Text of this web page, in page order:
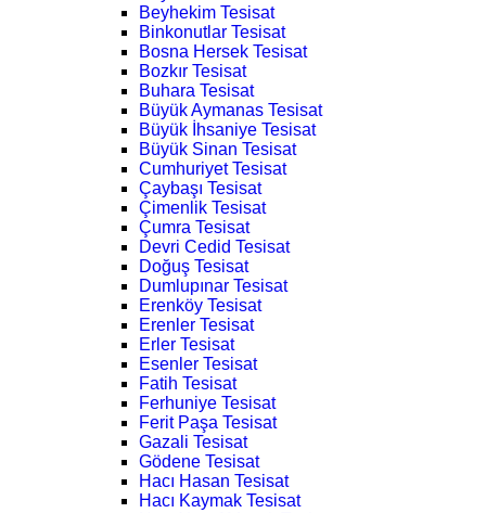
Beyhekim Tesisat
Binkonutlar Tesisat
Bosna Hersek Tesisat
Bozkır Tesisat
Buhara Tesisat
Büyük Aymanas Tesisat
Büyük İhsaniye Tesisat
Büyük Sinan Tesisat
Cumhuriyet Tesisat
Çaybaşı Tesisat
Çimenlik Tesisat
Çumra Tesisat
Devri Cedid Tesisat
Doğuş Tesisat
Dumlupınar Tesisat
Erenköy Tesisat
Erenler Tesisat
Erler Tesisat
Esenler Tesisat
Fatih Tesisat
Ferhuniye Tesisat
Ferit Paşa Tesisat
Gazali Tesisat
Gödene Tesisat
Hacı Hasan Tesisat
Hacı Kaymak Tesisat